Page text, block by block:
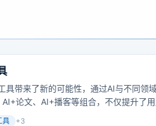
具带来了新的可能性，通过AI与不同领
论文、AI+播客等组合，不仅提升了
具 +3